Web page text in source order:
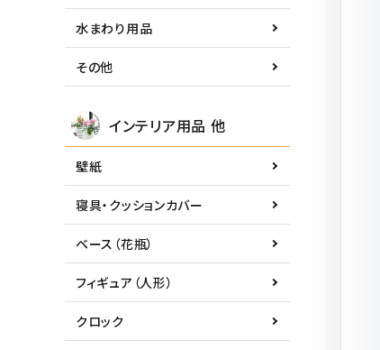
水まわり用品
その他
インテリア用品 他
壁紙
寝具・クッションカバー
ベース（花瓶）
フィギュア（人形）
クロック